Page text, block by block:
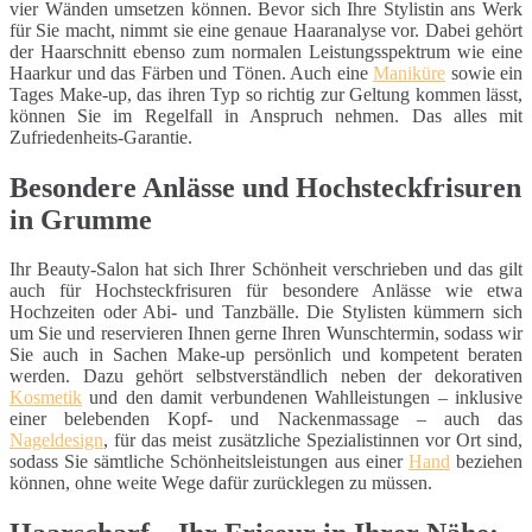
vier Wänden umsetzen können. Bevor sich Ihre Stylistin ans Werk
für Sie macht, nimmt sie eine genaue Haaranalyse vor. Dabei gehört
der Haarschnitt ebenso zum normalen Leistungsspektrum wie eine
Haarkur und das Färben und Tönen. Auch eine Maniküre sowie ein
Tages Make-up, das ihren Typ so richtig zur Geltung kommen lässt,
können Sie im Regelfall in Anspruch nehmen. Das alles mit
Zufriedenheits-Garantie.
Besondere Anlässe und Hochsteckfrisuren
in Grumme
Ihr Beauty-Salon hat sich Ihrer Schönheit verschrieben und das gilt
auch für Hochsteckfrisuren für besondere Anlässe wie etwa
Hochzeiten oder Abi- und Tanzbälle. Die Stylisten kümmern sich
um Sie und reservieren Ihnen gerne Ihren Wunschtermin, sodass wir
Sie auch in Sachen Make-up persönlich und kompetent beraten
werden. Dazu gehört selbstverständlich neben der dekorativen
Kosmetik und den damit verbundenen Wahlleistungen – inklusive
einer belebenden Kopf- und Nackenmassage – auch das
Nageldesign, für das meist zusätzliche Spezialistinnen vor Ort sind,
sodass Sie sämtliche Schönheitsleistungen aus einer Handbeziehen
können, ohne weite Wege dafür zurücklegen zu müssen.